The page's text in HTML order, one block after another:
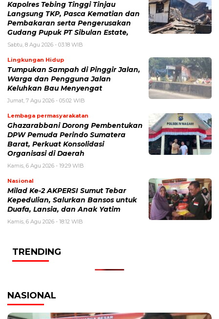
Kapolres Tebing Tinggi Tinjau
Langsung TKP, Pasca Kematian dan
Pembakaran serta Pengerusakan
Gudang Pupuk PT Sibulan Estate,
Sabtu, 8 Agu 2026 - 03:18 WIB
Lingkungan Hidup
Tumpukan Sampah di Pinggir Jalan,
Warga dan Pengguna Jalan
Keluhkan Bau Menyengat
Jumat, 7 Agu 2026 - 05:02 WIB
Lembaga permasyarakatan
Ghazarabbani Dorong Pembentukan
DPW Pemuda Perindo Sumatera
Barat, Perkuat Konsolidasi
Organisasi di Daerah
Kamis, 6 Agu 2026 - 19:29 WIB
Nasional
Milad Ke-2 AKPERSI Sumut Tebar
Kepedulian, Salurkan Bansos untuk
Duafa, Lansia, dan Anak Yatim
Kamis, 6 Agu 2026 - 18:12 WIB
TRENDING
NASIONAL